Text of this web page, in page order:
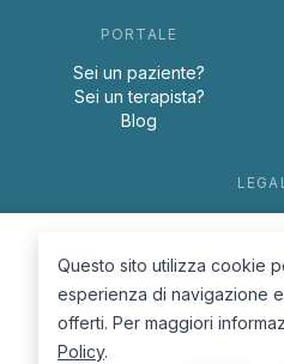
PORTALE
Sei un paziente?
Sei un terapista?
Blog
Cookie
Questo sito utilizza cookie
esperienza di navigazione
offerti. Per maggiori
Policy.